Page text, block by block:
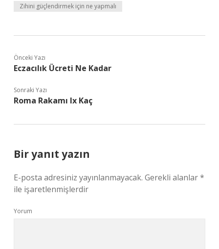
Zihini güçlendirmek için ne yapmalı
Önceki Yazı
Eczacılık Ücreti Ne Kadar
Sonraki Yazı
Roma Rakamı Ix Kaç
Bir yanıt yazın
E-posta adresiniz yayınlanmayacak. Gerekli alanlar*
ile işaretlenmişlerdir
Yorum